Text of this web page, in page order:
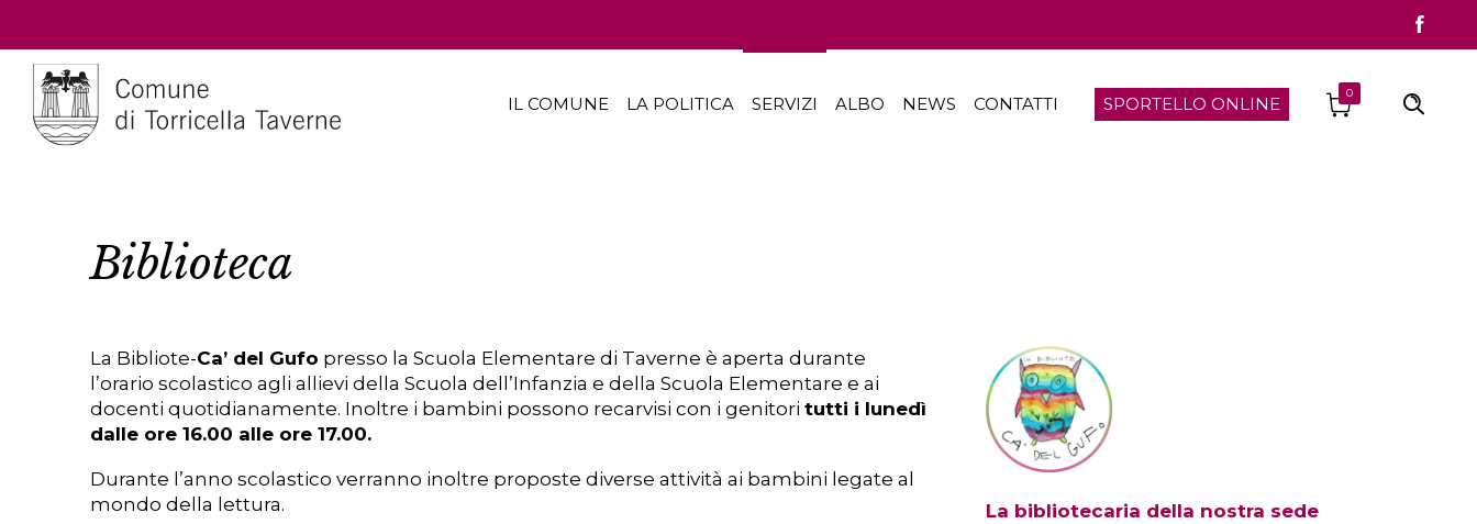
0
IL COMUNE LA POLITICA SERVIZI ALBO NEWS CONTATTI SPORTELLO ONLINE
Biblioteca
La Bibliote-Ca’ del Gufo presso la Scuola Elementare di Taverne è aperta durante
l’orario scolastico agli allievi della Scuola dell’Infanzia e della Scuola Elementare e ai
docenti quotidianamente. Inoltre i bambini possono recarvisi con i genitori tutti i lunedì
dalle ore 16.00 alle ore 17.00.
Durante l’anno scolastico verranno inoltre proposte diverse attività ai bambini legate al
mondo della lettura.
La bibliotecaria della nostra sede